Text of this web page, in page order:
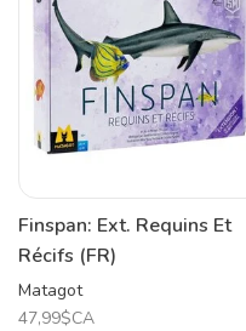
Finspan: Ext. Requins Et
Récifs (FR)
Matagot
47,99$CA